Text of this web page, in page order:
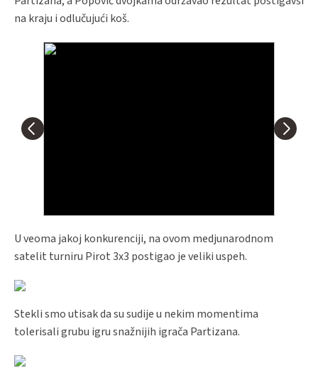
na kraju i odlučujući koš.
U veoma jakoj konkurenciji, na ovom medjunarodnom
satelit turniru Pirot 3x3 postigao je veliki uspeh.
Stekli smo utisak da su sudije u nekim momentima
tolerisali grubu igru snažnijih igrača Partizana.